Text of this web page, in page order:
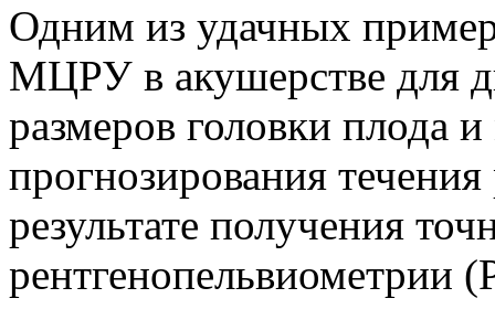
Одним из удачных
МЦРУ в акушерстве для
размеров головки плода и
прогнозирования
результате получения
рентгенопельвиометрии